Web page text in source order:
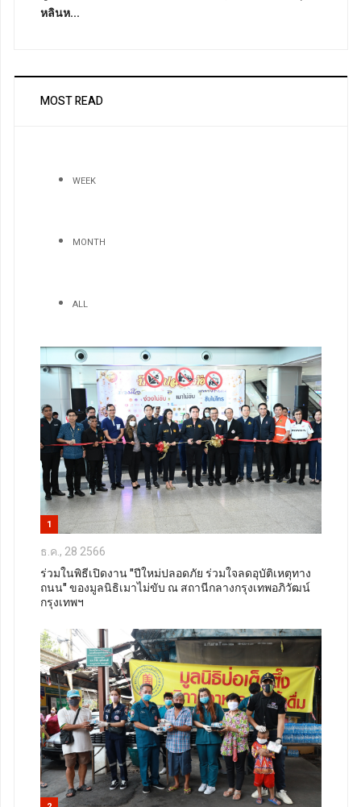
หลินห...
MOST READ
WEEK
MONTH
ALL
1
ธ.ค., 28 2566
ร่วมในพิธีเปิดงาน "ปีใหม่ปลอดภัย ร่วมใจลดอุบัติเหตุทาง
ถนน" ของมูลนิธิเมาไม่ขับ ณ สถานีกลางกรุงเทพอภิวัฒน์
กรุงเทพฯ